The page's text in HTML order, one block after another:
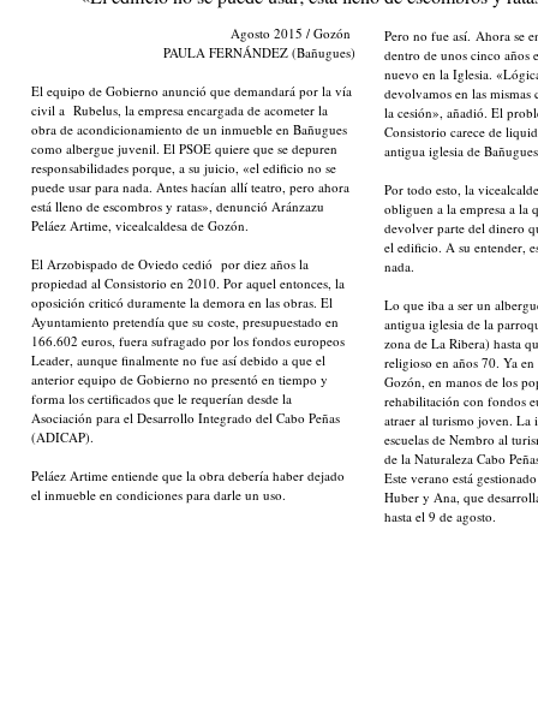
Agosto 2015 / Gozón
PAULA FERNÁNDEZ (Bañugues)
El equipo de Gobierno anunció que demandará por la vía
civil a Rubelus, la empresa encargada de acometer la
obra de acondicionamiento de un inmueble en Bañugues
como albergue juvenil. El PSOE quiere que se depuren
responsabilidades porque, a su juicio, «el edificio no se
puede usar para nada. Antes hacían allí teatro, pero ahora
está lleno de escombros y ratas», denunció Aránzazu
Peláez Artime, vicealcaldesa de Gozón.
El Arzobispado de Oviedo cedió por diez años la
propiedad al Consistorio en 2010. Por aquel entonces, la
oposición criticó duramente la demora en las obras. El
Ayuntamiento pretendía que su coste, presupuestado en
166.602 euros, fuera sufragado por los fondos europeos
Leader, aunque finalmente no fue así debido a que el
anterior equipo de Gobierno no presentó en tiempo y
forma los certificados que le requerían desde la
Asociación para el Desarrollo Integrado del Cabo Peñas
(ADICAP).
Peláez Artime entiende que la obra debería haber dejado
el inmueble en condiciones para darle un uso.
Pero no fue así. Ahora se
dentro de unos cinco años
nuevo en la Iglesia.
devolvamos en las mismas
la cesión», añadió. El
Consistorio carece de
antigua iglesia de
Por todo esto, la
obliguen a la empresa a la
devolver parte del dinero
el edificio. A su entender,
nada.
Lo que iba a ser un
antigua iglesia de la
zona de La Ribera) hasta
religioso en años 70. Ya
Gozón, en manos de los
rehabilitación con fondos
atraer al turismo joven. La
escuelas de Nembro al
de la Naturaleza Cabo
Este verano está
Huber y Ana, que
hasta el 9 de agosto.